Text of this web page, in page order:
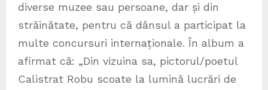
diverse muzee sau persoane, dar și din
străinătate, pentru că dânsul a participat la
multe concursuri internaționale. În album a
afirmat că: „Din vizuina sa, pictorul/poetul
Calistrat Robu scoate la lumină lucrări de